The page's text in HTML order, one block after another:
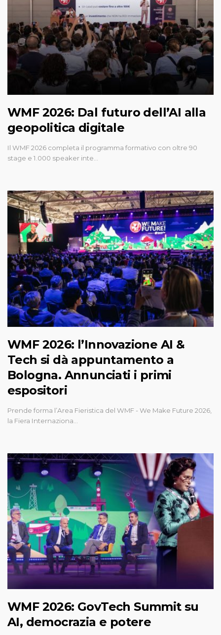
WMF 2026: Dal futuro dell’AI alla
geopolitica digitale
Il WMF 2026 completa il programma formativo con oltre 90
stage e 1.000 speaker inte…
WMF 2026: l’Innovazione AI &
Tech si dà appuntamento a
Bologna. Annunciati i primi
espositori
Prende forma l’Area Fieristica del WMF - We Make Future 2026,
la Fiera Internaziona…
WMF 2026: GovTech Summit su
AI, democrazia e potere